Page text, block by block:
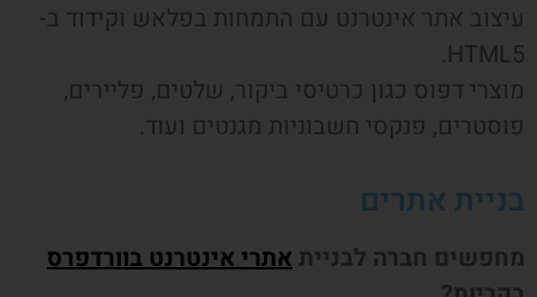
עיצוב אתר אינטרנט עם התמחות בפלאש וקידוד ב-
HTML5.
מוצרי דפוס כגון כרטיסי ביקור, שלטים, פליירים,
פוסטרים, פנקסי חשבוניות מגנטים ועוד.
בניית אתרים
מחפשים חברה לבנייתאתרי אינטרנט בוורדפרס